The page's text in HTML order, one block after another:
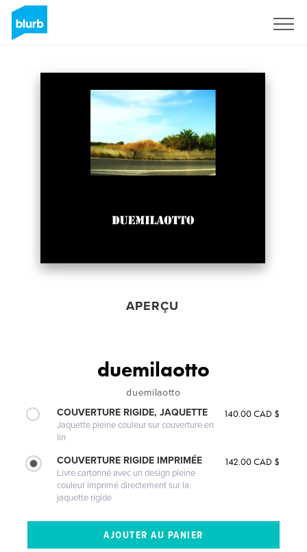
APERÇU
duemilaotto
duemilaotto
COUVERTURE RIGIDE, JAQUETTE
Jaquette pleine couleur sur couverture en
lin
140.00 CAD $
COUVERTURE RIGIDE IMPRIMÉE
Livre cartonné avec un design pleine
couleur imprimé directement sur la
jaquette rigide
142.00 CAD $